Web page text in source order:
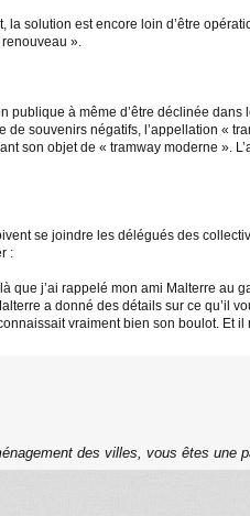
solution est encore loin d’être
».
à même d’être déclinée
souvenirs négatifs, l’appellation «
son objet de « tramway moderne ».
se joindre les délégués des
:
j’ai rappelé mon ami Malterre au
a donné des détails sur ce qu’il
vraiment bien son boulot.
des villes, vous êtes une